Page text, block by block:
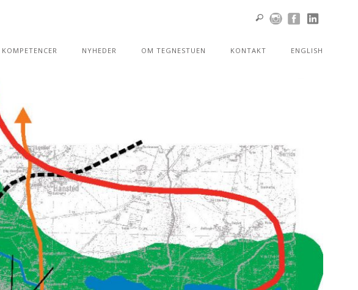
KOMPETENCER NYHEDER OM TEGNESTUEN KONTAKT ENGLISH